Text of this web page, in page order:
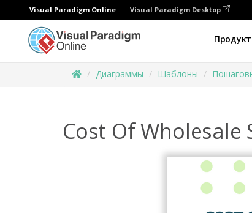
Visual Paradigm Online Visual Paradigm Desktop
Продукт
Диаграммы Шаблоны
Cost Of Wholesale